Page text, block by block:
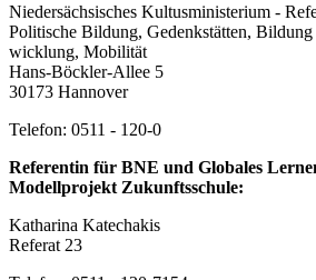
Nie­der­säch­si­sches Kul­tus­mi­nis­te­ri­um -
Po­li­ti­sche Bil­dung, Ge­denk­stät­ten,
wick­lung, Mo­bi­li­tät
Hans-Böck­ler-Al­lee 5
30173 Han­no­ver
Te­le­fon: 0511 - 120-0
Re­fe­ren­tin für BNE und Glo­ba­les
Mo­dell­pro­jekt Zu­kunfts­schu­le:
Ka­tha­ri­na Ka­techa­kis
Re­fe­rat 23